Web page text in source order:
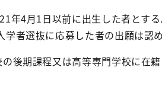
年4月1日以前に出生した者とする
者選抜に応募した者の出願は認め
後期課程又は高等専門学校に在